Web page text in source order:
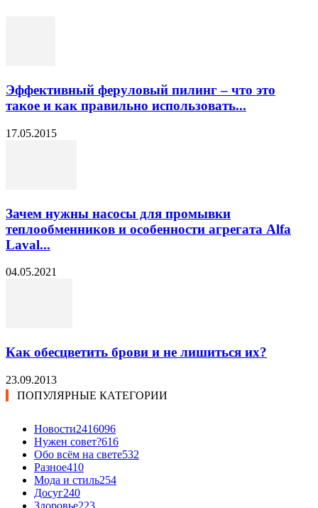
Эффективный феруловый пилинг – что это
такое и как правильно использовать...
17.05.2015
Зачем нужны насосы для промывки
теплообменников и особенности агрегата Alfa
Laval...
04.05.2021
Как обесцветить брови и не лишиться их?
23.09.2013
ПОПУЛЯРНЫЕ КАТЕГОРИИ
Новости2416096
Нужен совет?616
Обо всём на свете532
Разное410
Мода и стиль254
Досуг240
Здоровье223